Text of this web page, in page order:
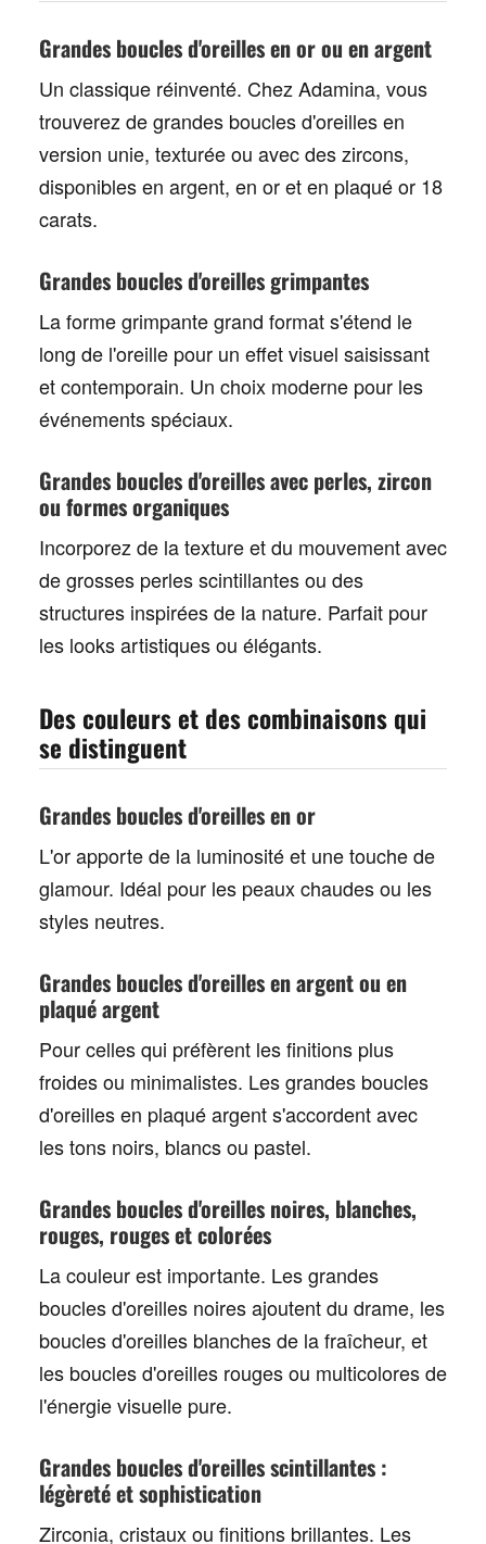
Grandes boucles d'oreilles en or ou en argent
Un classique réinventé. Chez Adamina, vous
trouverez degrandes boucles d'oreillesen
version unie, texturée ou avec des zircons,
disponibles en argent, en or et en plaqué or 18
carats.
Grandes boucles d'oreilles grimpantes
La forme grimpante grand format s'étend le
long de l'oreille pour un effet visuel saisissant
et contemporain. Un choix moderne pour les
événements spéciaux.
Grandes boucles d'oreilles avec perles, zircon
ou formes organiques
Incorporez de la texture et du mouvement avec
degrosses perlesscintillantesou des
structures inspirées de la nature. Parfait pour
les looks artistiques ou élégants.
Des couleurs et des combinaisons qui
se distinguent
Grandes boucles d'oreilles en or
L'orapporte de la luminosité et une touche de
glamour. Idéal pour les peaux chaudes ou les
styles neutres.
Grandes boucles d'oreilles en argent ou en
plaqué argent
Pour celles qui préfèrent les finitions plus
froides ou minimalistes. Lesgrandes boucles
d'oreilles en plaqué argents'accordent avec
les tons noirs, blancs ou pastel.
Grandes boucles d'oreilles noires, blanches,
rouges, rouges et colorées
La couleur est importante. Lesgrandes
boucles d'oreilles noiresajoutent du drame, les
boucles d'oreilles blanchesde la fraîcheur, et
les boucles d'oreilles rouges ou multicoloresde
l'énergie visuelle pure.
Grandes boucles d'oreilles scintillantes :
légèreté et sophistication
Zirconia, cristaux ou finitions brillantes. Les